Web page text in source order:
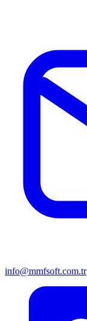
info@mmfsoft.com.tr